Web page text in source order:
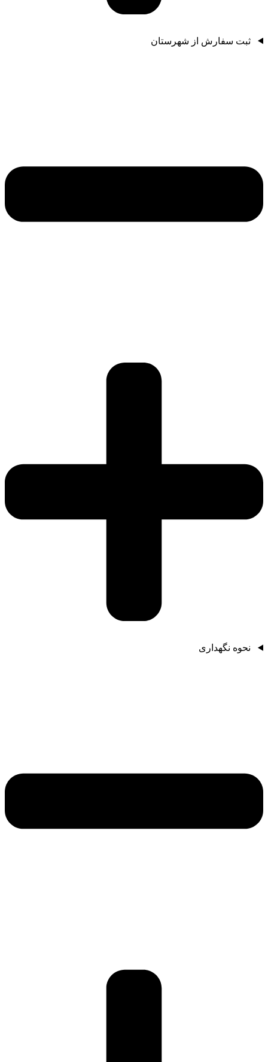
ثبت سفارش از شهرستان
نحوه نگهداری